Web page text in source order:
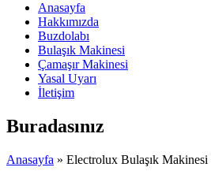
Anasayfa
Hakkımızda
Buzdolabı
Bulaşık Makinesi
Çamaşır Makinesi
Yasal Uyarı
İletişim
Buradasınız
Anasayfa » Electrolux Bulaşık